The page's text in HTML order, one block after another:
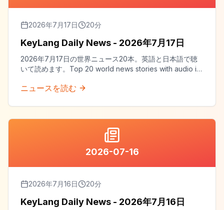
2026年7月17日 20分
KeyLang Daily News - 2026年7月17日
2026年7月17日の世界ニュース20本。英語と日本語で聴
いて読めます。Top 20 world news stories with audio in
ニュースを読む
2026-07-16
2026年7月16日 20分
KeyLang Daily News - 2026年7月16日